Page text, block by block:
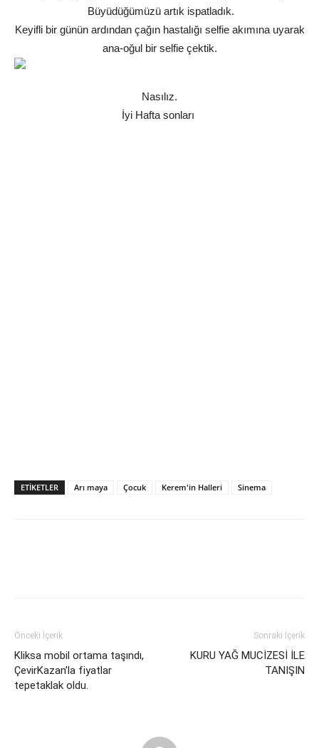
Büyüdüğümüzü artık ispatladık.
Keyifli bir günün ardından çağın hastalığı selfie akımına uyarak
ana-oğul bir selfie çektik.
Nasılız.
İyi Hafta sonları
ETIKETLER Arı maya Çocuk Kerem'in Halleri Sinema
Önceki İçerik
Kliksa mobil ortama taşındı,
ÇevirKazan’la fiyatlar
tepetaklak oldu.
Sonraki İçerik
KURU YAĞ MUCİZESİ İLE
TANIŞIN